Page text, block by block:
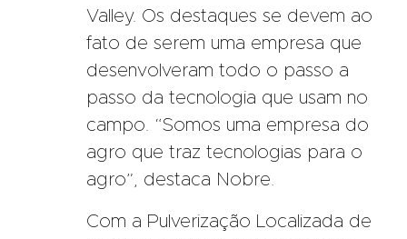
Valley. Os destaques se devem ao
fato de serem uma empresa que
desenvolveram todo o passo a
passo da tecnologia que usam no
campo. “Somos uma empresa do
agro que traz tecnologias para o
agro”, destaca Nobre.
Com a Pulverização Localizada de